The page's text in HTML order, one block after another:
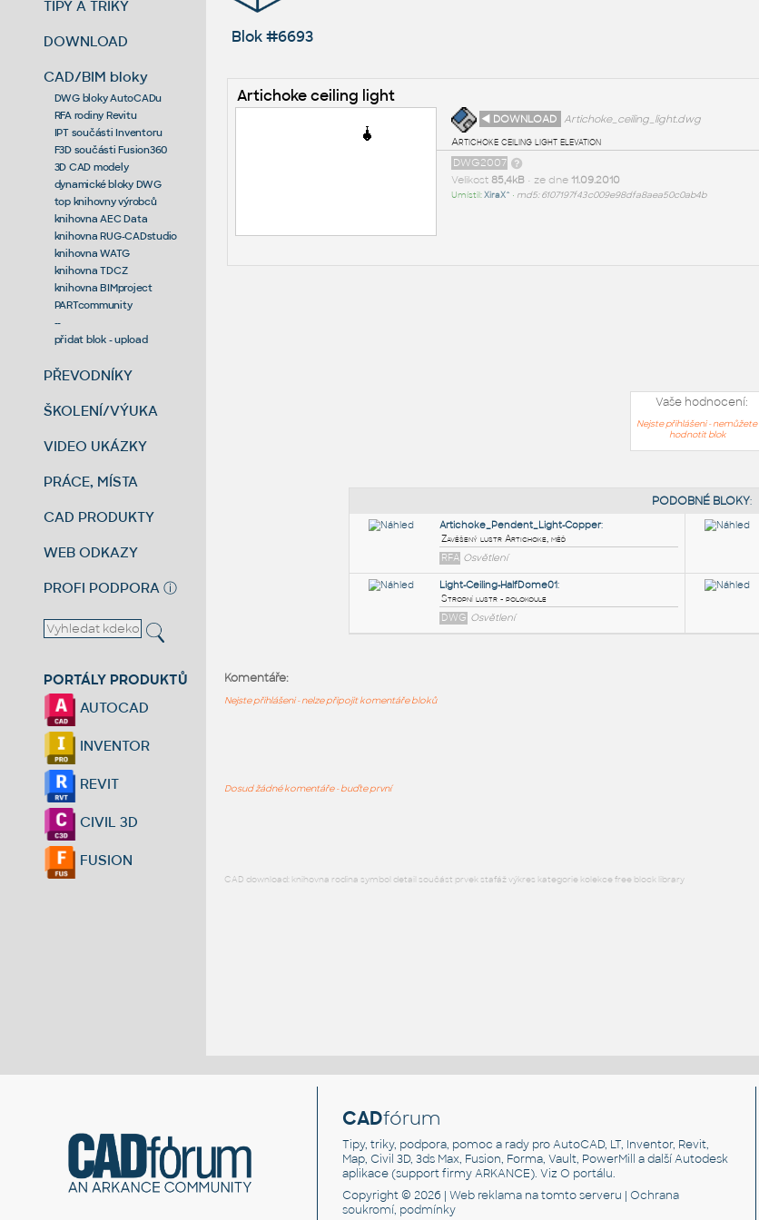
TIPY A TRIKY
DOWNLOAD
CAD/BIM bloky
DWG bloky AutoCADu
RFA rodiny Revitu
IPT součásti Inventoru
F3D součásti Fusion360
3D CAD modely
dynamické bloky DWG
top knihovny výrobců
knihovna AEC Data
knihovna RUG-CADstudio
knihovna WATG
knihovna TDCZ
knihovna BIMproject
PARTcommunity
--
přidat blok - upload
PŘEVODNÍKY
ŠKOLENÍ/VÝUKA
VIDEO UKÁZKY
PRÁCE, MÍSTA
CAD PRODUKTY
WEB ODKAZY
PROFI PODPORA ⓘ
PORTÁLY PRODUKTŮ
AUTOCAD
INVENTOR
REVIT
CIVIL 3D
FUSION
Blok #6693
Artichoke ceiling light
◄ DOWNLOAD
Artichoke_ceiling_light.dwg
Artichoke ceiling light elevation
DWG2007
Velikost 85,4kB• ze dne 11.09.2010
Umístil:XiraX^ • md5: 6107197f43c009e98dfa8aea50c0ab4b
Vaše hodnocení:
Nejste přihlášeni - nemůžete
hodnotit blok
Komentáře:
Nejste přihlášeni - nelze připojit komentáře bloků
Dosud žádné komentáře - buďte první
CAD download: knihovna rodina symbol detail součást prvek stafáž výkres kategorie kolekce free block library
CADfórum
Tipy, triky, podpora, pomoc a rady pro AutoCAD, LT, Inventor, Revit,
Map, Civil 3D, 3ds Max, Fusion, Forma, Vault, PowerMill a další Autodesk
aplikace (support firmy ARKANCE). VizO portálu.
Copyright © 2026 |Web reklama na tomto serveru |Ochrana
soukromí, podmínky